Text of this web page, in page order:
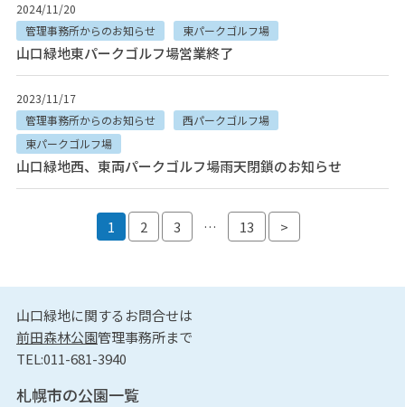
2024/11/20
管理事務所からのお知らせ
東パークゴルフ場
山口緑地東パークゴルフ場営業終了
2023/11/17
管理事務所からのお知らせ
西パークゴルフ場
東パークゴルフ場
山口緑地西、東両パークゴルフ場雨天閉鎖のお知らせ
1 2 3 … 13 >
山口緑地に関するお問合せは
前田森林公園管理事務所まで
TEL:011-681-3940
札幌市の公園一覧